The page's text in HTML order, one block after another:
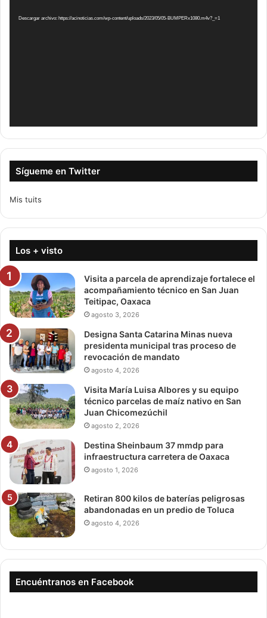
vídeo
Descargar archivo: https://acinoticias.com/wp-content/uploads/2023/05/05-BUMPERx1080.m4v?_=1
Sígueme en Twitter
Mis tuits
Los + visto
Visita a parcela de aprendizaje fortalece el
acompañamiento técnico en San Juan
Teitipac, Oaxaca
agosto 3, 2026
Designa Santa Catarina Minas nueva
presidenta municipal tras proceso de
revocación de mandato
agosto 4, 2026
Visita María Luisa Albores y su equipo
técnico parcelas de maíz nativo en San
Juan Chicomezúchil
agosto 2, 2026
Destina Sheinbaum 37 mmdp para
infraestructura carretera de Oaxaca
agosto 1, 2026
Retiran 800 kilos de baterías peligrosas
abandonadas en un predio de Toluca
agosto 4, 2026
Encuéntranos en Facebook